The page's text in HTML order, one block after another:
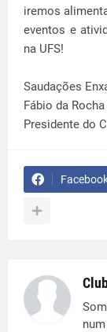
iremos
eventos e
na UFS!
Saudações
Fábio da Rocha
Presidente do